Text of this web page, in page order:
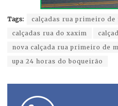
Tags:
calçadas rua primeiro de
calçadas rua do xaxim
nova calçada rua primeiro de
upa 24 horas do boqueirão